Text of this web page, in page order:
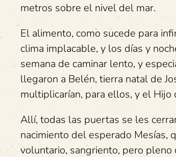
metros sobre el nivel del mar.
El alimento, como sucede para
clima implacable, y los días y
semana de caminar lento, y
llegaron a Belén, tierra natal de
multiplicarían, para ellos, y el
Allí, todas las puertas se les
nacimiento del esperado Mesías,
voluntario, sangriento, pero